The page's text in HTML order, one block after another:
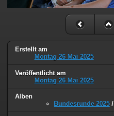
Erstellt am
Montag 26 Mai 2025
Veröffentlicht am
Montag 26 Mai 2025
Alben
Bundesrunde 2025 /